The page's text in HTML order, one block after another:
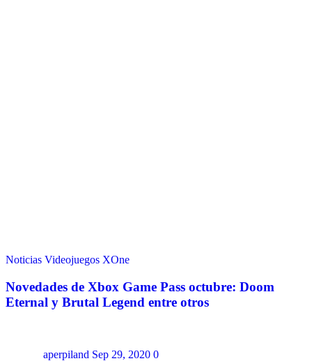
Noticias Videojuegos XOne
Novedades de Xbox Game Pass octubre: Doom
Eternal y Brutal Legend entre otros
aperpiland Sep 29, 2020 0